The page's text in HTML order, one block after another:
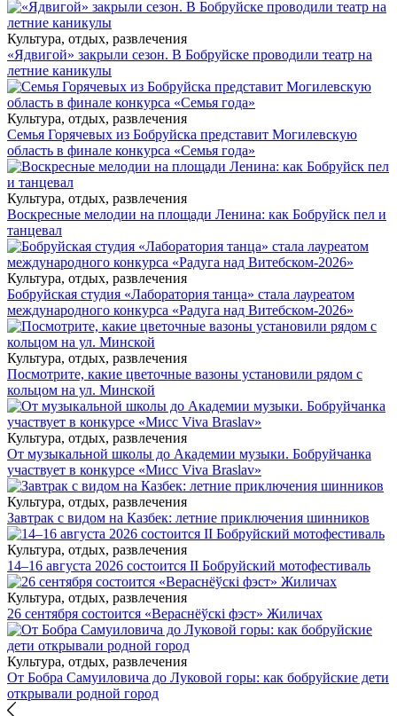
Культура, отдых, развлечения
«Ядвигой» закрыли сезон. В Бобруйске проводили театр на
летние каникулы
Культура, отдых, развлечения
Семья Горячевых из Бобруйска представит Могилевскую
область в финале конкурса «Семья года»
Культура, отдых, развлечения
Воскресные мелодии на площади Ленина: как Бобруйск пел и
танцевал
Культура, отдых, развлечения
Бобруйская студия «Лаборатория танца» стала лауреатом
международного конкурса «Радуга над Витебском-2026»
Культура, отдых, развлечения
Посмотрите, какие цветочные вазоны установили рядом с
кольцом на ул. Минской
Культура, отдых, развлечения
От музыкальной школы до Академии музыки. Бобруйчанка
участвует в конкурсе «Мисс Viva Braslav»
Культура, отдых, развлечения
Завтрак с видом на Казбек: летние приключения шинников
Культура, отдых, развлечения
14–16 августа 2026 состоится II Бобруйский мотофестиваль
Культура, отдых, развлечения
26 сентября состоится «Вераснёўскі фэст» Жиличах
Культура, отдых, развлечения
От Бобра Самуиловича до Луковой горы: как бобруйские дети
открывали родной город